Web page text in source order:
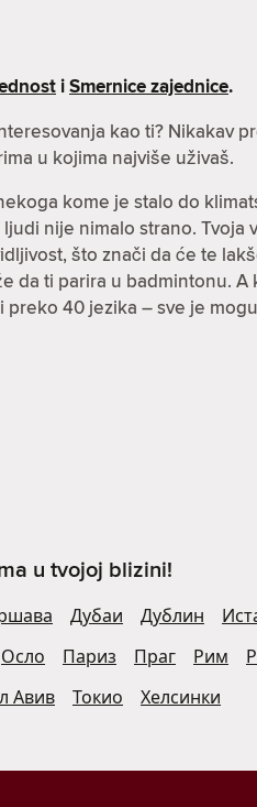
iSmernice zajednice.
kao ti? Nikakav
u kojima najviše uživaš.
kome je stalo do
nije nimalo strano. Tvoja
što znači da će te
da ti parira u badmintonu. A
40 jezika – sve je
u tvojoj blizini!
Дубаи Дублин
Осло Париз Праг Рим
Авив Токио Хелсинки